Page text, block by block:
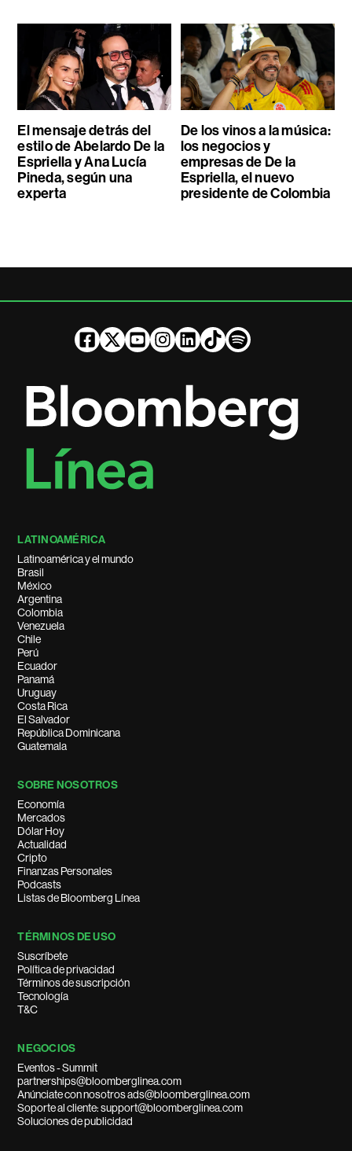
El mensaje detrás del
estilo de Abelardo De la
Espriella y Ana Lucía
Pineda, según una
experta
De los vinos a la música:
los negocios y
empresas de De la
Espriella, el nuevo
presidente de Colombia
LATINOAMÉRICA
Latinoamérica y el mundo
Brasil
México
Argentina
Colombia
Venezuela
Chile
Perú
Ecuador
Panamá
Uruguay
Costa Rica
El Salvador
República Dominicana
Guatemala
SOBRE NOSOTROS
Economía
Mercados
Dólar Hoy
Actualidad
Cripto
Finanzas Personales
Podcasts
Listas de Bloomberg Línea
TÉRMINOS DE USO
Suscríbete
Política de privacidad
Términos de suscripción
Tecnología
T&C
NEGOCIOS
Eventos - Summit
partnerships@bloomberglinea.com
Anúnciate con nosotros ads@bloomberglinea.com
Soporte al cliente: support@bloomberglinea.com
Soluciones de publicidad